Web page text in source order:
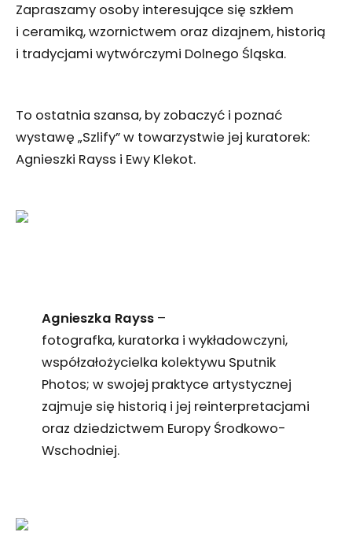
Zapraszamy osoby interesujące się szkłem
i ceramiką, wzornictwem oraz dizajnem, historią
i tradycjami wytwórczymi Dolnego Śląska.
To ostatnia szansa, by zobaczyć i poznać
wystawę „Szlify” w towarzystwie jej kuratorek:
Agnieszki Rayss i Ewy Klekot.
Agnieszka Rayss–
fotografka, kuratorka i wykładowczyni,
współzałożycielka kolektywu Sputnik
Photos; w swojej praktyce artystycznej
zajmuje się historią i jej reinterpretacjami
oraz dziedzictwem Europy Środkowo-
Wschodniej.